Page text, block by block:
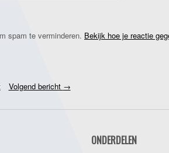
spam te verminderen. Bekijk hoe je reactie
Volgend bericht →
ONDERDELEN